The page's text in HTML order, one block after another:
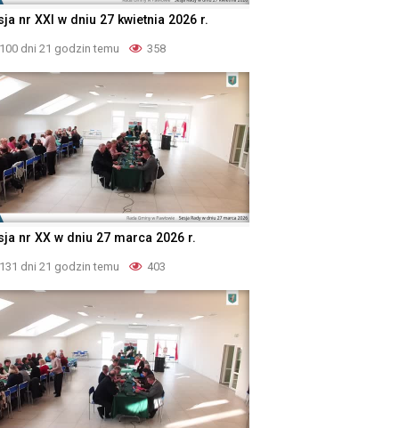
nr XXI w dniu 27 kwietnia 2026 r.
100 dni 21 godzin temu 358
nr XX w dniu 27 marca 2026 r.
131 dni 21 godzin temu 403